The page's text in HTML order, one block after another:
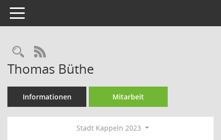
Toggle navigation
Rechercheauswahl
RSS-Feed
Thomas Büthe
Informationen Mitarbeit
Stadt Kappeln 2023